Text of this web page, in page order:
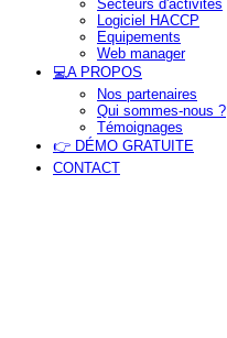
Secteurs d'activités
Logiciel HACCP
Equipements
Web manager
💻A PROPOS
Nos partenaires
Qui sommes-nous ?
Témoignages
👉 DÉMO GRATUITE
CONTACT